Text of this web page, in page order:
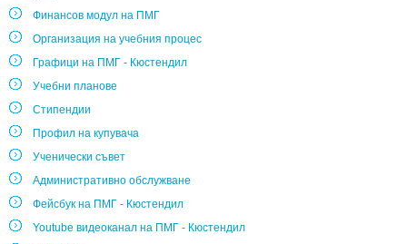
Финансов модул на ПМГ
Организация на учебния процес
Графици на ПМГ - Кюстендил
Учебни планове
Стипендии
Профил на купувача
Ученически съвет
Административно обслужване
Фейсбук на ПМГ - Кюстендил
Youtube видеоканал на ПМГ - Кюстендил